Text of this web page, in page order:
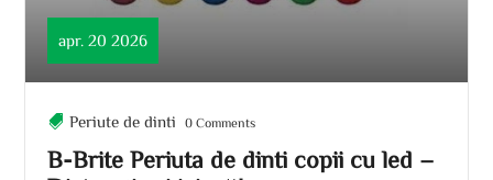
B-Brite Periuta de dinti copii cu led –
apr. 20 2026
Periute de dinti 0 Comments